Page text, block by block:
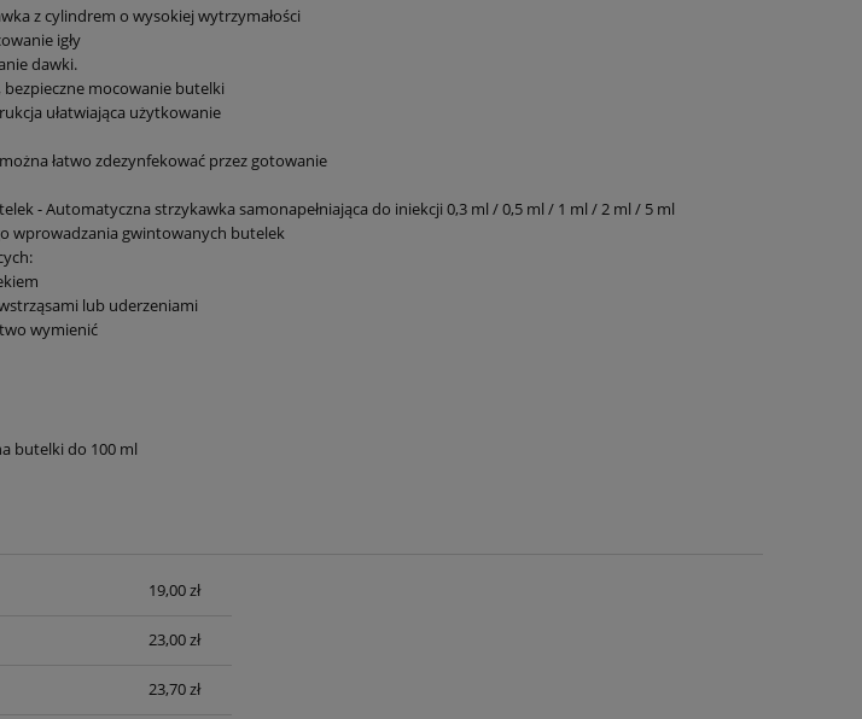
z cylindrem o wysokiej wytrzymałości
igły
dawki.
mocowanie butelki
ułatwiająca użytkowanie
łatwo zdezynfekować przez gotowanie
- Automatyczna strzykawka samonapełniająca do iniekcji 0,3 ml / 0,5 ml / 1 ml / 2 ml / 5 ml
wprowadzania gwintowanych butelek
lub uderzeniami
wymienić
butelki do 100 ml
ewentualnych kosztów19,00 zł
23,00 zł
23,70 zł